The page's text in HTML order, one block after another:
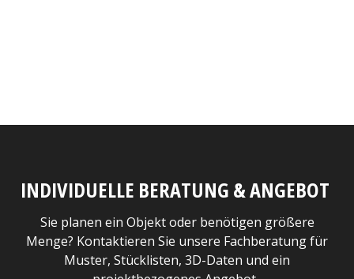
INDIVIDUELLE BERATUNG & ANGEBOT
Sie planen ein Objekt oder benötigen größere
Menge? Kontaktieren Sie unsere Fachberatung für
Muster, Stücklisten, 3D-Daten und ein